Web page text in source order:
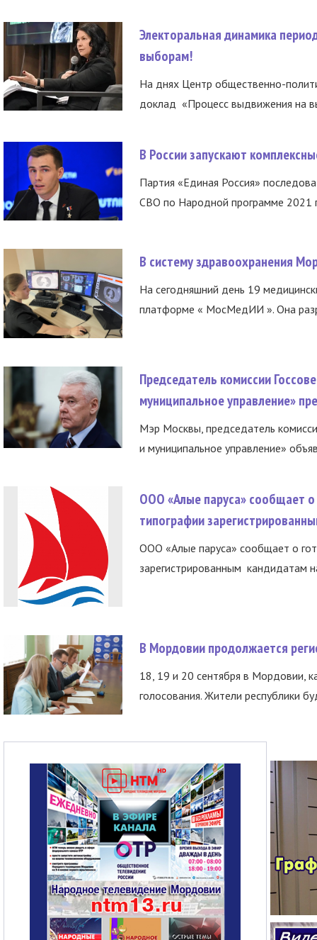
Электоральная динамика
выборам!
На днях Центр общественно-
доклад «Процесс выдвижения на
В России запускают
Партия «Единая Россия»
СВО по Народной программе 2021
В систему здравоохранения
На сегодняшний день 19
платформе « МосМедИИ ». Она
Председатель комиссии
муниципальное управление»
Мэр Москвы, председатель
и муниципальное управление»
ООО «Алые паруса» сообщает о
типографии
ООО «Алые паруса» сообщает о
зарегистрированным кандидатам
В Мордовии продолжается
18, 19 и 20 сентября в Мордовии,
голосования. Жители республики